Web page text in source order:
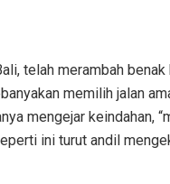
telah merambah
memilih jalan
mengejar keindahan,
ini turut andil